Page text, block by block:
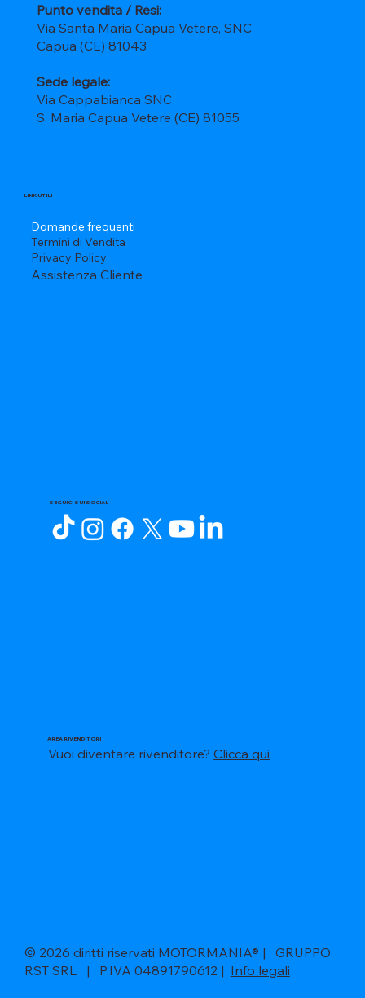
Punto vendita / Resi:
Via Santa Maria Capua Vetere, SNC
Capua (CE) 81043
Sede legale:
Via Cappabianca SNC
S. Maria Capua Vetere (CE) 81055
LINK UTILI
Domande frequenti
Termini di Vendita
Privacy Policy
Assistenza Cliente
SEGUICI SUI SOCIAL
AREA RIVENDITORI
Vuoi diventare rivenditore?Clicca qui
© 2026 diritti riservati MOTORMANIA® | GRUPPO
RST SRL | P.IVA 04891790612 | Info legali